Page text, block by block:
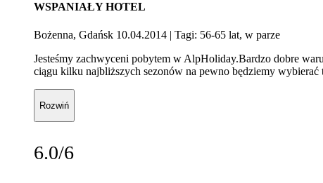
WSPANIAŁY HOTEL
Bożenna, Gdańsk 10.04.2014 | Tagi: 56-65 lat, w parze
Jesteśmy zachwyceni pobytem w AlpHoliday.Bardzo dobre
ciągu kilku najbliższych sezonów na pewno będziemy
Rozwiń
6.0/6